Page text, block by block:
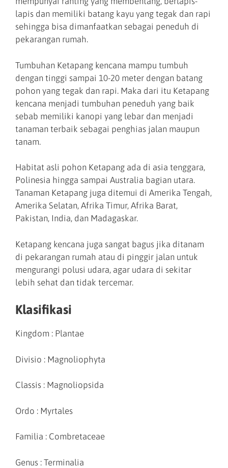
lapis dan memiliki batang kayu yang tegak dan rapi
sehingga bisa dimanfaatkan sebagai peneduh di
pekarangan rumah.
Tumbuhan Ketapang kencana mampu tumbuh
dengan tinggi sampai 10-20 meter dengan batang
pohon yang tegak dan rapi. Maka dari itu Ketapang
kencana menjadi tumbuhan peneduh yang baik
sebab memiliki kanopi yang lebar dan menjadi
tanaman terbaik sebagai penghias jalan maupun
tanam.
Habitat asli pohon Ketapang ada di asia tenggara,
Polinesia hingga sampai Australia bagian utara.
Tanaman Ketapang juga ditemui di Amerika Tengah,
Amerika Selatan, Afrika Timur, Afrika Barat,
Pakistan, India, dan Madagaskar.
Ketapang kencana juga sangat bagus jika ditanam
di pekarangan rumah atau di pinggir jalan untuk
mengurangi polusi udara, agar udara di sekitar
lebih sehat dan tidak tercemar.
Klasifikasi
Kingdom : Plantae
Divisio : Magnoliophyta
Classis : Magnoliopsida
Ordo : Myrtales
Familia : Combretaceae
Genus : Terminalia